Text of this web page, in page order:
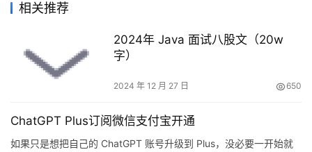
相关推荐
2024年 Java 面试八股文（20w
字）
2024 年 12 月 27 日 650
ChatGPT Plus订阅微信支付宝开通
如果只是想把自己的 ChatGPT 账号升级到 Plus，没必要一开始就